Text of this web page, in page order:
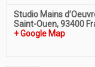
Studio Mains
Saint-Ouen,93400
+ Google Map